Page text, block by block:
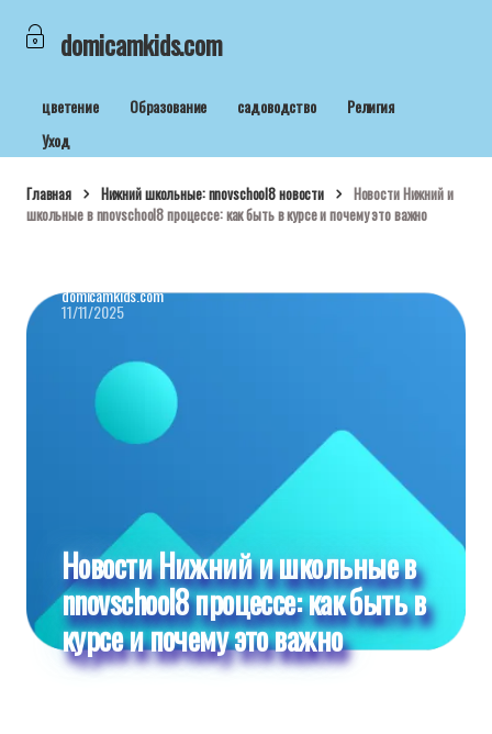
domicamkids.com
цветение Образование садоводство
Религия
Уход
Главная Нижний школьные: nnovschool8 новости
Новости Нижний и
школьные в nnovschool8 процессе: как быть в курсе и почему это важно
domicamkids.com
11/11/2025
Новости Нижний и школьные в
nnovschool8 процессе: как быть в
курсе и почему это важно